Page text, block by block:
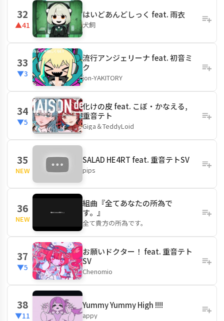
32
▲41
はいどあんどしっく feat. 雨衣
犬飼
33
▼3
流行アンジェリーナ feat. 初音ミ
ク
jon-YAKITORY
34
▼5
化けの皮 feat. こぼ・かなえる,
重音テト
Giga＆TeddyLoid
35
NEW
SALAD HE4RT feat. 重音テトSV
pips
36
NEW
組曲『全てあなたの所為で
す。』
全て貴方の所為です。
37
▼5
お願いドクター！ feat. 重音テト
SV
Chenomio
38
▼11
Yummy Yummy High !!!!
appy